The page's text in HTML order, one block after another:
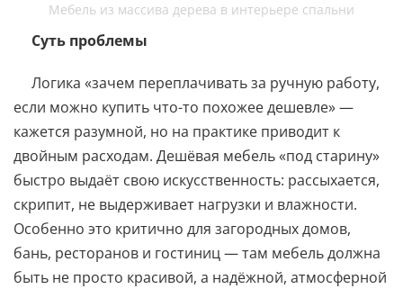
Мебель из массива дерева в интерьере спальни
Суть проблемы
Логика «зачем переплачивать за ручную работу,
если можно купить что-то похожее дешевле» —
кажется разумной, но на практике приводит к
двойным расходам. Дешёвая мебель «под старину»
быстро выдаёт свою искусственность: рассыхается,
скрипит, не выдерживает нагрузки и влажности.
Особенно это критично для загородных домов,
бань, ресторанов и гостиниц — там мебель должна
быть не просто красивой, а надёжной, атмосферной